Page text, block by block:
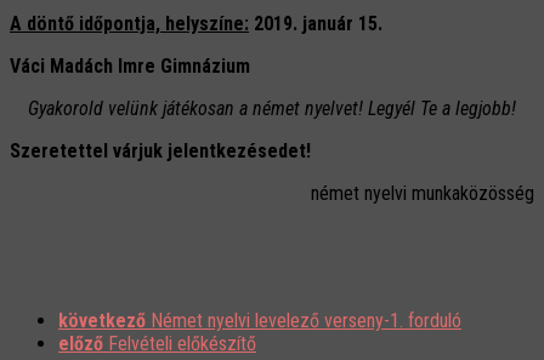
A döntő időpontja, helyszíne: 2019. január 15.
Váci Madách Imre Gimnázium
Gyakorold velünk játékosan a német nyelvet! Legyél Te a legjobb!
Szeretettel várjuk jelentkezésedet!
német nyelvi munkaközösség
következő Német nyelvi levelező verseny-1. forduló
előző Felvételi előkészítő